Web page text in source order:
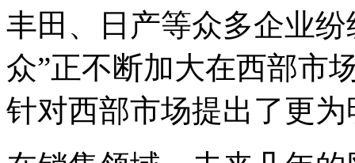
丰田、日产等众多企业
众”正不断加大在西部市
针对西部市场提出了更